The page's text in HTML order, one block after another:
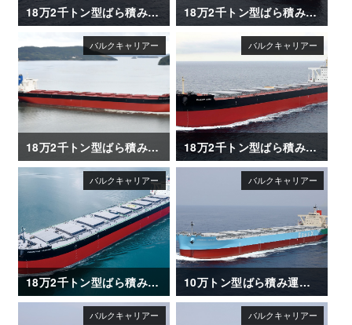
18万2千トン型ばら積み運搬船「OCEAN LEADER」 18万2千トン型ばら積み運搬船「ALICE OLDENDORFF」
18万2千トン型ばら積み運搬船「CAPE CORMORANT」 18万2千トン型ばら積み運搬船「OCEAN ASIA」
18万2千トン型ばら積み運搬船「FRONTIER JASMINE」 10万トン型ばら積み運搬船「ENERGIA AZALEA」